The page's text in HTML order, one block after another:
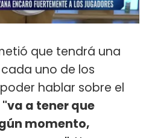
que tendrá una
uno de los
hablar sobre el
"va a tener que
momento,